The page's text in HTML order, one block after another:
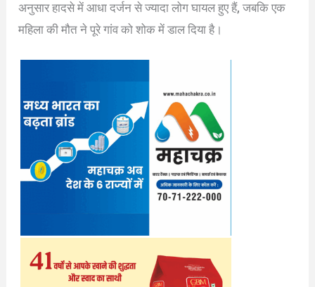
अनुसार हादसे में आधा दर्जन से ज्यादा लोग घायल हुए हैं, जबकि एक
महिला की मौत ने पूरे गांव को शोक में डाल दिया है।